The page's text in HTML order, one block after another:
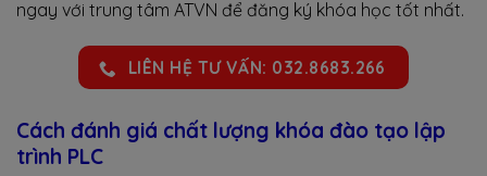
ngay với trung tâm ATVN để đăng ký khóa học tốt nhất.
LIÊN HỆ TƯ VẤN: 032.8683.266
Cách đánh giá chất lượng khóa đào tạo lập
trình PLC